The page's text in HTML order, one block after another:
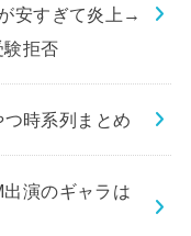
安すぎて炎上→
験拒否
時系列まとめ
演のギャラは